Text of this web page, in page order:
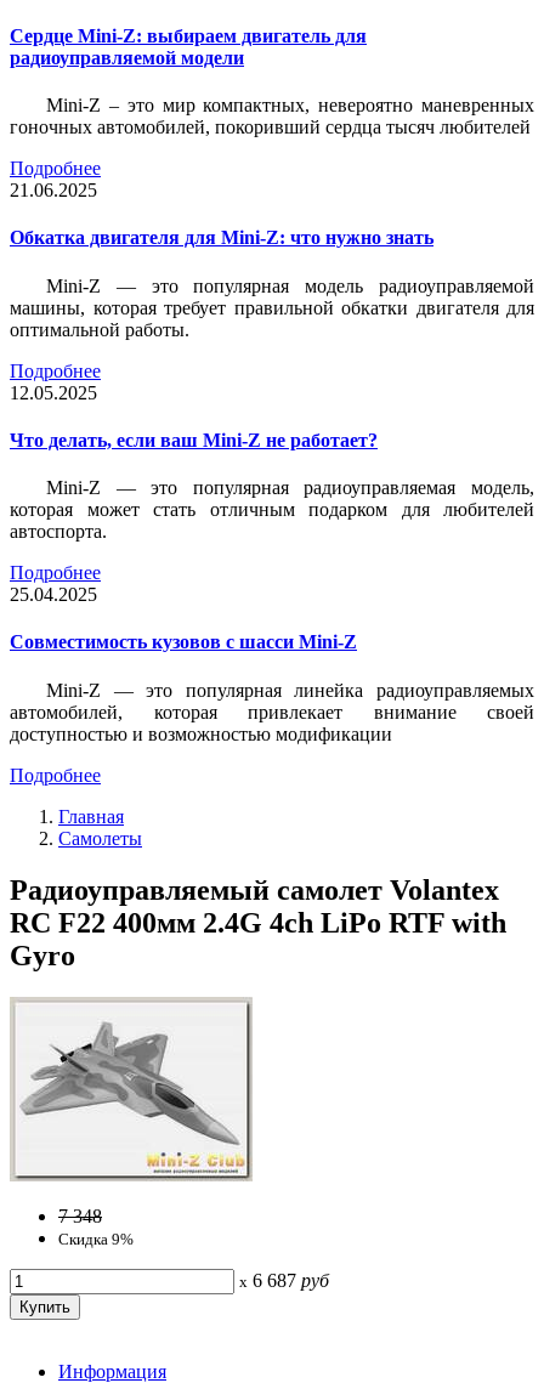
Сердце Mini-Z: выбираем двигатель для
радиоуправляемой модели
Mini-Z – это мир компактных, невероятно маневренных
гоночных автомобилей, покоривший сердца тысяч любителей
Подробнее
21.06.2025
Обкатка двигателя для Mini-Z: что нужно знать
Mini-Z — это популярная модель радиоуправляемой
машины, которая требует правильной обкатки двигателя для
оптимальной работы.
Подробнее
12.05.2025
Что делать, если ваш Mini-Z не работает?
Mini-Z — это популярная радиоуправляемая модель,
которая может стать отличным подарком для любителей
автоспорта.
Подробнее
25.04.2025
Совместимость кузовов с шасси Mini-Z
Mini-Z — это популярная линейка радиоуправляемых
автомобилей, которая привлекает внимание своей
доступностью и возможностью модификации
Подробнее
Главная
Самолеты
Радиоуправляемый самолет Volantex
RC F22 400мм 2.4G 4ch LiPo RTF with
Gyro
7 348
Скидка 9%
x 6 687 руб
Информация